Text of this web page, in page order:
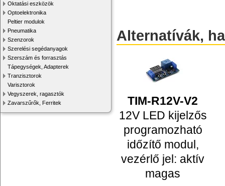
Oktatási eszközök
Optoelektronika
Peltier modulok
Pneumatika
Szenzorok
Szerelési segédanyagok
Szerszám és forrasztás
Tápegységek, Adapterek
Tranzisztorok
Varisztorok
Vegyszerek, ragasztók
Zavarszűrők, Ferritek
Alternatívák,
TIM-R12V-V2
12V LED kijelzős
programozható
időzítő modul,
vezérlő jel: aktív
magas